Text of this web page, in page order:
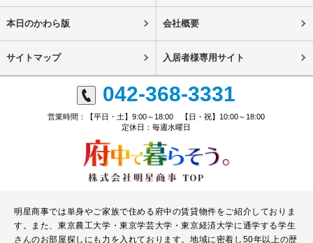
本日のかわら版 会社概要
サイトマップ 入居者様専用サイト
042-368-3331
営業時間：【平日・土】9:00～18:00 【日・祝】10:00～18:00
定休日：毎週水曜日
明星商事では単身やご家族で住める府中の賃貸物件をご紹介しておりま
す。また、東京農工大学・東京学芸大学・東京経済大学に通学する学生
さんのお部屋探しにも力を入れております。地域に密着し50年以上の歴